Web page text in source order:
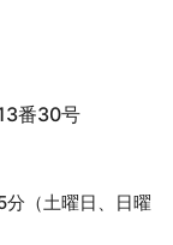
番30号
（土曜日、日曜